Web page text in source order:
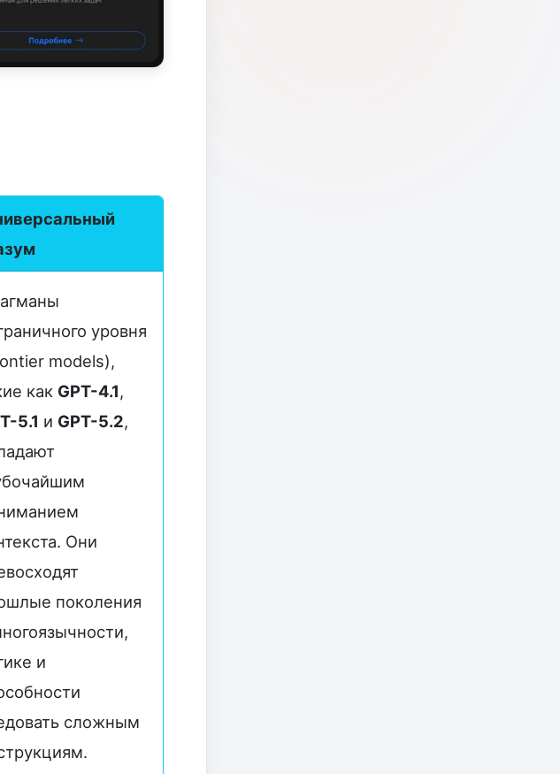
уровня
models),
как GPT-4.1,
5.1 и GPT-5.2,
Они
поколения
и
сложным